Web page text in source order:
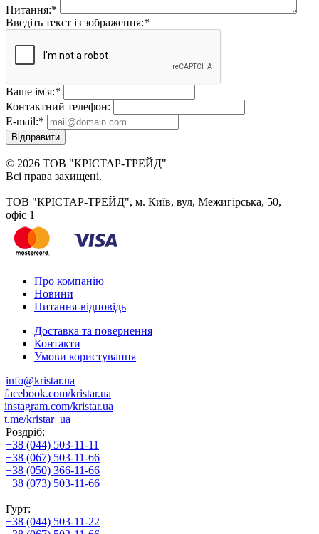
Питання:*
Введіть текст із зображення:*
Ваше ім'я:*
Контактний телефон:
E-mail:*
Відправити
© 2026 ТОВ "КРІСТАР-ТРЕЙД"
Всі права захищені.
ТОВ "КРІСТАР-ТРЕЙД", м. Київ, вул, Межигірська, 50,
офіс 1
Про компанію
Новини
Питання-відповідь
Доставка та повернення
Контакти
Умови користування
info@kristar.ua
facebook.com/kristar.ua
instagram.com/kristar.ua
t.me/kristar_ua
Роздріб:
+38 (044) 503-11-11
+38 (067) 503-11-66
+38 (050) 366-11-66
+38 (073) 503-11-66
Гурт:
+38 (044) 503-11-22